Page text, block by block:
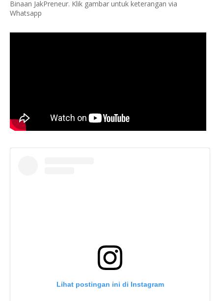
Binaan JakPreneur. Klik gambar untuk keterangan via
Whatsapp
Lihat postingan ini di Instagram